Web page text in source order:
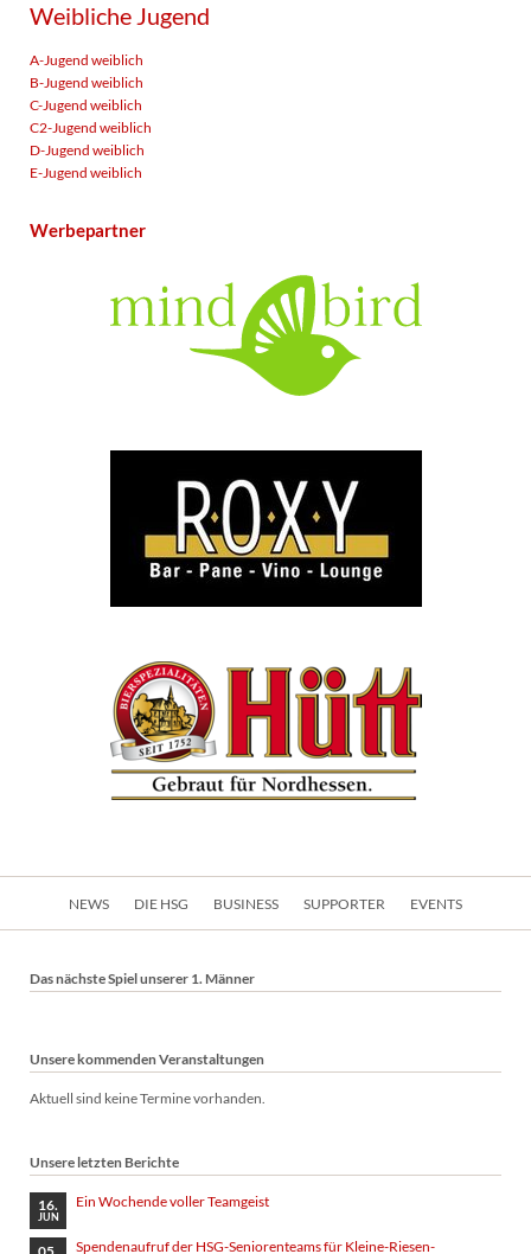
Weibliche Jugend
A-Jugend weiblich
B-Jugend weiblich
C-Jugend weiblich
C2-Jugend weiblich
D-Jugend weiblich
E-Jugend weiblich
Werbepartner
NEWS DIE HSG BUSINESS SUPPORTER EVENTS
Das nächste Spiel unserer 1. Männer
Unsere kommenden Veranstaltungen
Aktuell sind keine Termine vorhanden.
Unsere letzten Berichte
16.
JUN
Ein Wochende voller Teamgeist
Spendenaufruf der HSG-Seniorenteams für Kleine-Riesen-